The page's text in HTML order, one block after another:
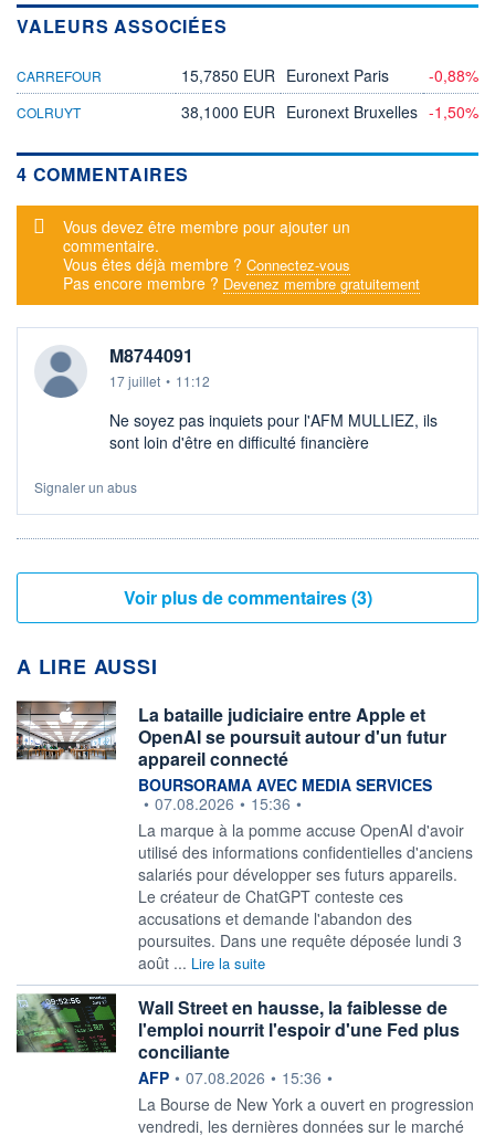
VALEURS ASSOCIÉES
CARREFOUR 15,7850 EUR Euronext Paris -0,88%
COLRUYT 38,1000 EUR Euronext Bruxelles -1,50%
4 COMMENTAIRES
Message d'alerte
Vous devez être membre pour ajouter un
commentaire.
Vous êtes déjà membre ? Connectez-vous
Pas encore membre ? Devenez membre gratuitement
M8744091
17 juillet • 11:12
Ne soyez pas inquiets pour l'AFM MULLIEZ, ils
sont loin d'être en difficulté financière
Signaler un abus
Voir plus de commentaires (3)
A LIRE AUSSI
La bataille judiciaire entre Apple et
OpenAI se poursuit autour d'un futur
appareil connecté
information fournie par
BOURSORAMA AVEC MEDIA SERVICES
• 07.08.2026 • 15:36 •
La marque à la pomme accuse OpenAI d'avoir
utilisé des informations confidentielles d'anciens
salariés pour développer ses futurs appareils.
Le créateur de ChatGPT conteste ces
accusations et demande l'abandon des
poursuites. Dans une requête déposée lundi 3
août ... Lire la suite
Wall Street en hausse, la faiblesse de
l'emploi nourrit l'espoir d'une Fed plus
conciliante
information fournie par
AFP • 07.08.2026 • 15:36 •
La Bourse de New York a ouvert en progression
vendredi, les dernières données sur le marché